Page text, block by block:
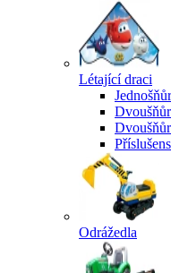
Létající draci
Odrážedla